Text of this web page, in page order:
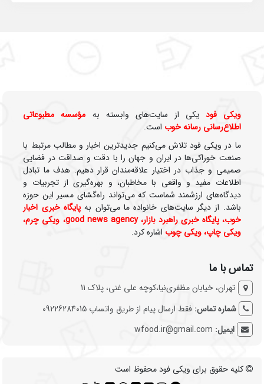
ویکی‌ فود یکی از سایت‌های وابسته به مؤسسه مطبوعاتی
اطلاع‌رسانی رسانه خوب است.
ما در ویکی‌ فود تلاش می‌کنیم جدیدترین اخبار و مطالب مرتبط با
صنعت خوراکی‌ها در ایران و جهان را با دقت و صداقت در فضایی
صمیمی و جذاب در اختیار علاقه‌مندان قرار دهیم. هدف ما تبادل
اطلاعات مفید و واقعی با مخاطبان، و بهره‌گیری از تجربیات و
دیدگاه‌های ارزشمند شماست که می‌تواند راه‌گشای مسیر این حوزه
باشد. از دیگر سایت‌های خانواده ما می‌توان به پایگاه خبری اخبار
خوب،پایگاه خبری راهبرد بازار،good news agency، ویکی چرم،
ویکی چاپ،ویکی چوب اشاره کرد.
تماس با ما
تهران، خیابان مظفری‌نیا،کوچه علی غنی، پلاک 11
شماره تماس:فقط ارسال پیام از طریق واتساپ 09226284015
ایمیل: wfood.ir@gmail.com
کلیه حقوق برای ویکی فود محفوظ است